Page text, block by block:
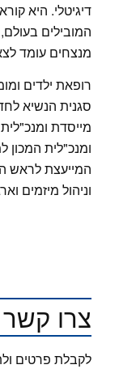
דיגיטלי. היא
המובילים
מנצחים עומד
רופאת ילדים
סגנית הנשיא
מייסדת
ומנכ"לית המכון
המייעצת לראש
וניהול מיזמים
צרו קשר
לקבלת פרטים